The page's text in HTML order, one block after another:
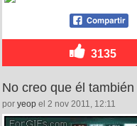
3135
No creo que él
por yeop el 2 nov 2011, 12:11